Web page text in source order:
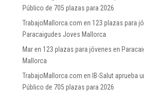
Público de 705 plazas para 2026
TrabajoMallorca.com en 123 plazas para
Paracaigudes Joves Mallorca
Maren 123 plazas para jóvenes en
Mallorca
TrabajoMallorca.com en IB-Salut aprueba
Público de 705 plazas para 2026